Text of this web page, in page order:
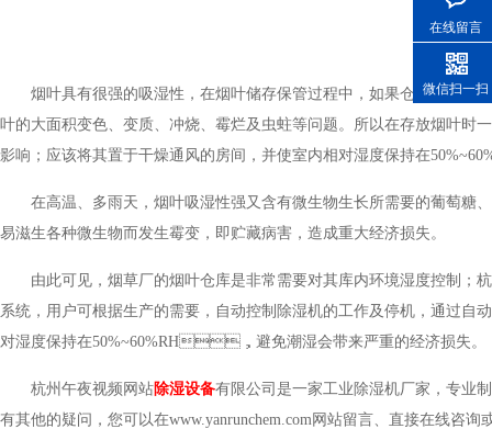
烟叶具有很强的吸湿性，在烟叶储存保管过程中，如果仓库储存
叶的大面积变色、变质、冲烧、霉烂及虫蛀等问题。所以在存放烟叶时
影响；应该将其置于干燥通风的房间，并使室内相对湿度保持在
在高温、多雨天，烟叶吸湿性强又含有微生物生长所需要的葡萄
易滋生各种微生物而发生霉变，即贮藏病害，造成重大经济损失。
由此可见，烟草厂的烟叶仓库是非常需要对其库内环境湿度控制
系统，用户可根据生产的需要，自动控制除湿机的工作及停机，通过自
对湿度保持在50%~60%RH，避免潮湿会带来严重的经济损失。
杭州午夜视频网站除湿设备有限公司是一家工业除湿机厂家，专业
有其他的疑问，您可以在www.yanrunchem.com网站留言、直接在线
在线留言
微信扫一扫